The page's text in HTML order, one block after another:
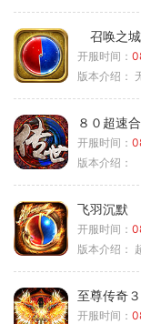
召唤之
开服时间：
版本介绍：
８０超速
开服时间：
版本介绍：
飞羽沉默
开服时间：
版本介绍：
至尊传奇３
开服时间：